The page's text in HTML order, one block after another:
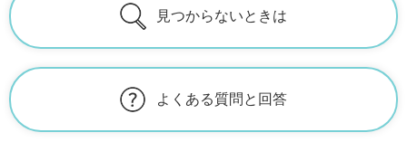
見つからないときは
よくある質問と回答